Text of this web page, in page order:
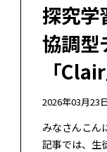
探究学
協調型
「
2026年03月23
みなさんこん
記事では、生